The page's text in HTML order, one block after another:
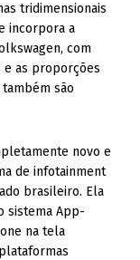
tridimensionais
incorpora a
com
e as proporções
são
novo e
de infotainment
brasileiro. Ela
sistema App-
na tela